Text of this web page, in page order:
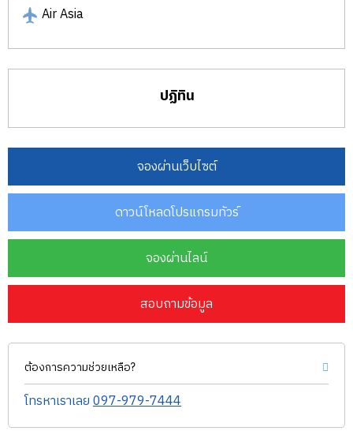
Air Asia
ปฏิทิน
จองผ่านเว็บไซต์
ดาวน์โหลดโปรแกรมทัวร์
จองผ่านไลน์
สอบถามข้อมูล
ต้องการความช่วยเหลือ?
โทรหาเราเลย097-979-7444